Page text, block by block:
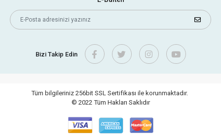
Bizi Takip Edin
Tüm bilgileriniz 256bit SSL Sertifikası ile korunmaktadır.
© 2022 Tüm Hakları Saklıdır